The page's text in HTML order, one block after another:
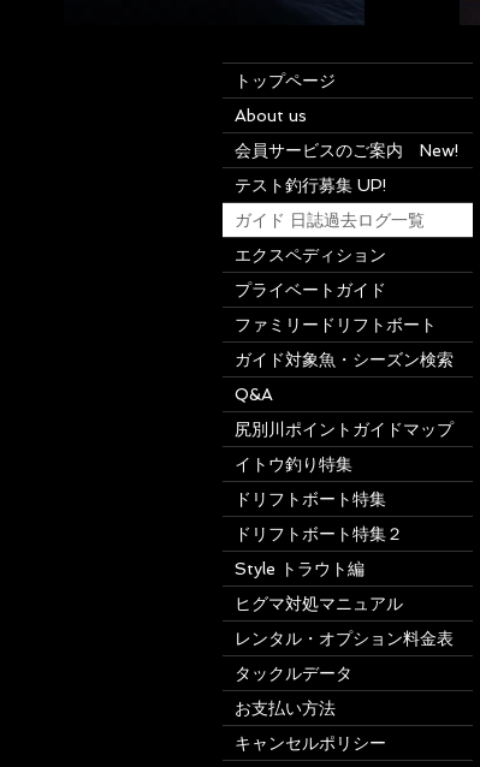
トップページ
About us
会員サービスのご案内 New!
テスト釣行募集 UP!
ガイド 日誌過去ログ一覧
エクスペディション
プライベートガイド
ファミリードリフトボート
ガイド対象魚・シーズン検索
Q&A
尻別川ポイントガイドマップ
イトウ釣り特集
ドリフトボート特集
ドリフトボート特集２
Style トラウト編
ヒグマ対処マニュアル
レンタル・オプション料金表
タックルデータ
お支払い方法
キャンセルポリシー